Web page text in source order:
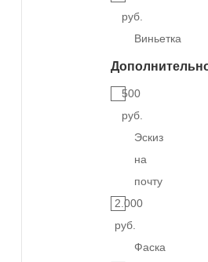
руб.
Виньетка
500
руб.
Эскиз
на
почту
2.000
руб.
Фаска